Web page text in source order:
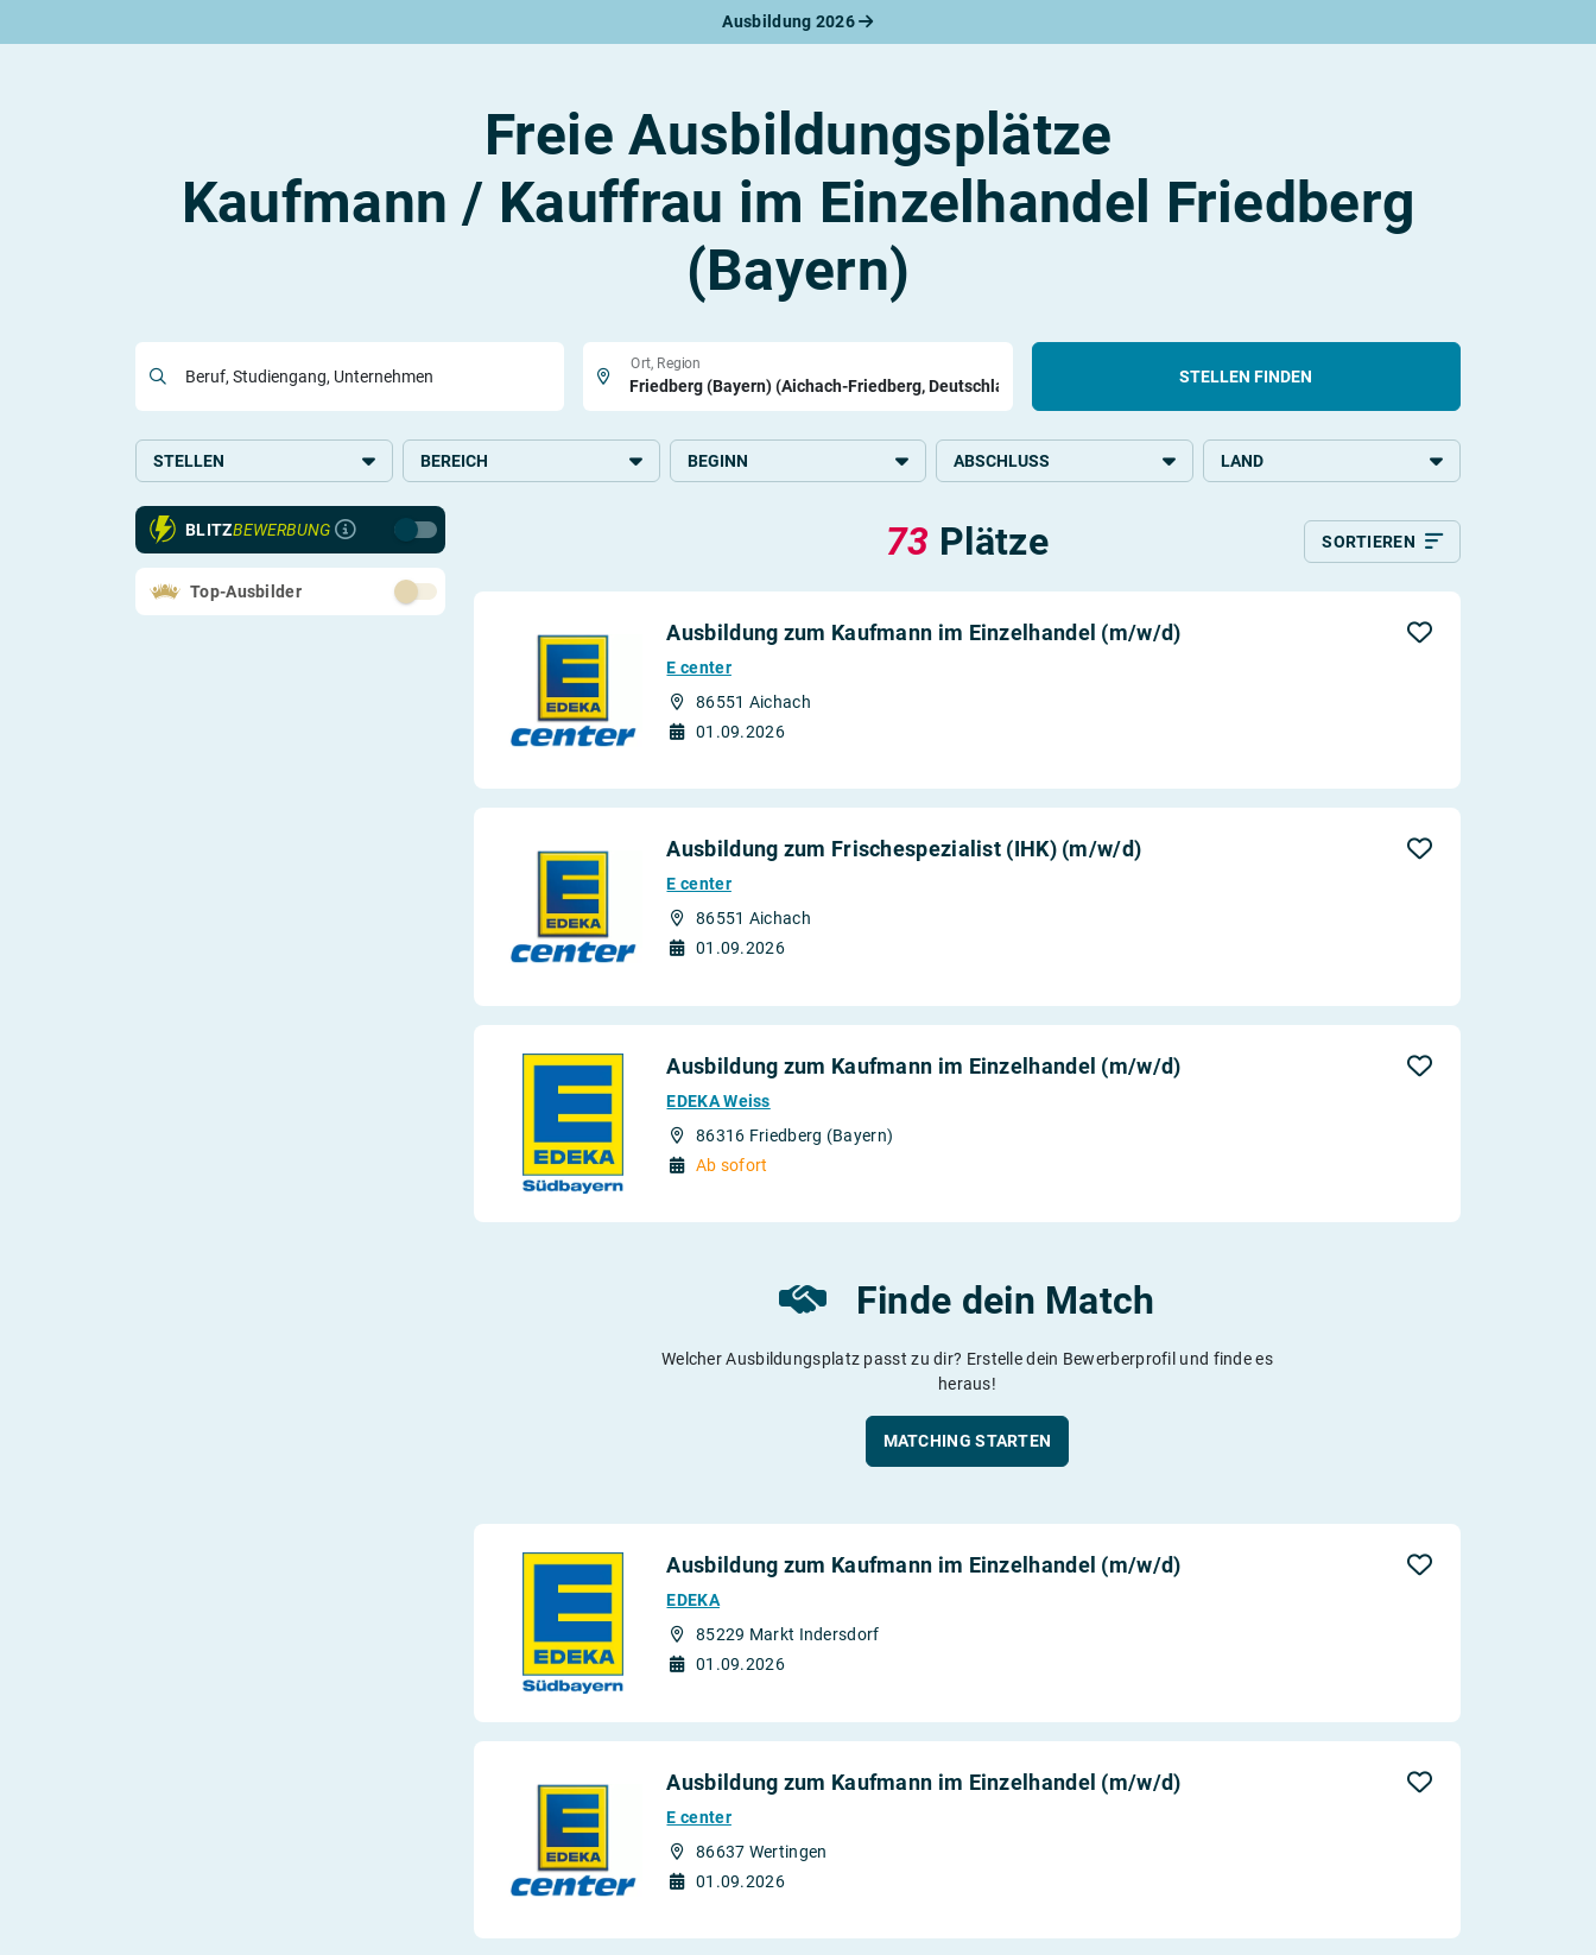
Ausbildung 2026
Rund um die Ausbildung
Lass dich finden
Rund um das duale StudiumRund um Berufe
Berufe nach Themen
Bewerbungsratgeber
Vorlagen
Online-Bewerbung
Vorstellungsgespräch
Bewerbungs-Check
Freie Ausbildungsplätze
Kaufmann / Kauffrau im Einzelhandel Friedberg
(Bayern)
Beruf, Studiengang, Unternehmen
Ort, Region
STELLEN FINDEN
STELLEN
Ausbildung
BEREICH
Handel
Systemrelevant
BEGINN ABSCHLUSS LAND
Deutschland
BLITZBEWERBUNG
Top-Ausbilder
73 Plätze SORTIEREN
Ausbildung zum Kaufmann im Einzelhandel (m/w/d)
E center
86551 Aichach
01.09.2026
Ausbildung zum Frischespezialist (IHK) (m/w/d)
E center
86551 Aichach
01.09.2026
Ausbildung zum Kaufmann im Einzelhandel (m/w/d)
EDEKA Weiss
86316 Friedberg (Bayern)
Ab sofort
Finde dein Match
Welcher Ausbildungsplatz passt zu dir? Erstelle dein Bewerberprofil und finde es
heraus!
MATCHING STARTEN
Ausbildung zum Kaufmann im Einzelhandel (m/w/d)
EDEKA
85229 Markt Indersdorf
01.09.2026
Ausbildung zum Kaufmann im Einzelhandel (m/w/d)
E center
86637 Wertingen
01.09.2026